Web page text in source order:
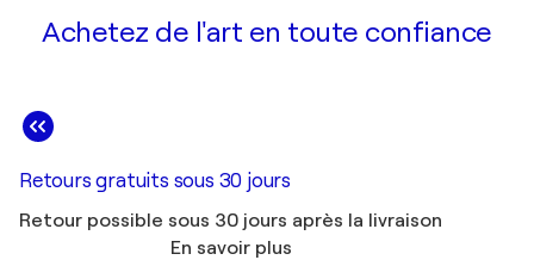
Achetez de l'art en toute confiance
Retours gratuits sous 30 jours
Retour possible sous 30 jours après la livraison
En savoir plus